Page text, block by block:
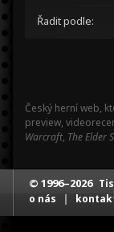
Řadit podle:
Český herní web,
preview,
Warcraft, The Elder
© 1996–2026
o nás |